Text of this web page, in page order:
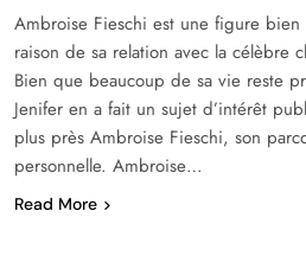
Ambroise Fieschi est une figure
raison de sa relation avec la célèbre
Bien que beaucoup de sa vie reste
Jenifer en a fait un sujet d’intérêt
plus près Ambroise Fieschi, son
personnelle. Ambroise…
Read More